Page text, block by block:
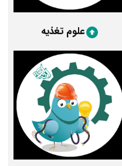
علوم تغذیه